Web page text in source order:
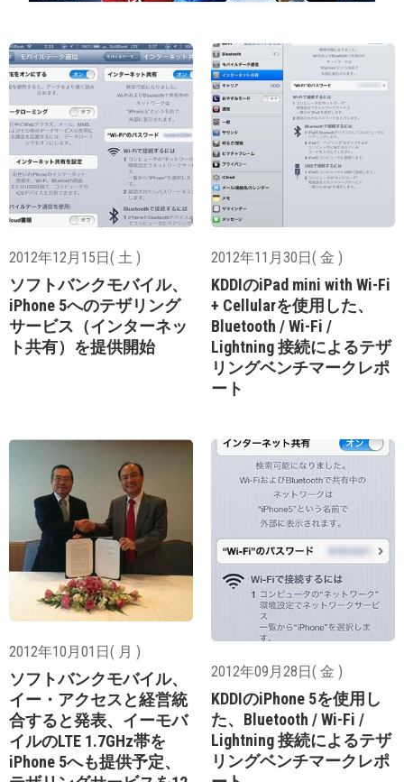
2012年12月15日( 土 )
ソフトバンクモバイル、
iPhone 5へのテザリング
サービス（インターネッ
ト共有）を提供開始
2012年11月30日( 金 )
KDDIのiPad mini with Wi-Fi
+ Cellularを使用した、
Bluetooth / Wi-Fi /
Lightning 接続によるテザ
リングベンチマークレポ
ート
2012年10月01日( 月 )
ソフトバンクモバイル、
イー・アクセスと経営統
合すると発表、イーモバ
イルのLTE 1.7GHz帯を
iPhone 5へも提供予定、
2012年09月28日( 金 )
KDDIのiPhone 5を使用し
た、Bluetooth / Wi-Fi /
Lightning 接続によるテザ
リングベンチマークレポ